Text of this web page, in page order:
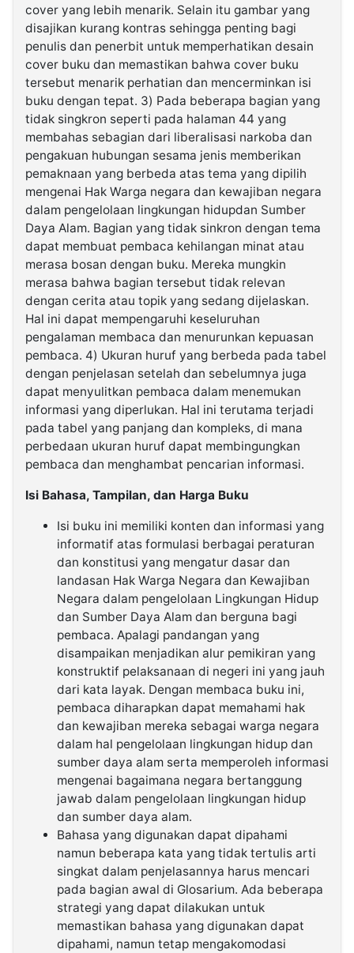
cover yang lebih menarik. Selain itu gambar yang
disajikan kurang kontras sehingga penting bagi
penulis dan penerbit untuk memperhatikan desain
cover buku dan memastikan bahwa cover buku
tersebut menarik perhatian dan mencerminkan isi
buku dengan tepat. 3) Pada beberapa bagian yang
tidak singkron seperti pada halaman 44 yang
membahas sebagian dari liberalisasi narkoba dan
pengakuan hubungan sesama jenis memberikan
pemaknaan yang berbeda atas tema yang dipilih
mengenai Hak Warga negara dan kewajiban negara
dalam pengelolaan lingkungan hidupdan Sumber
Daya Alam. Bagian yang tidak sinkron dengan tema
dapat membuat pembaca kehilangan minat atau
merasa bosan dengan buku. Mereka mungkin
merasa bahwa bagian tersebut tidak relevan
dengan cerita atau topik yang sedang dijelaskan.
Hal ini dapat mempengaruhi keseluruhan
pengalaman membaca dan menurunkan kepuasan
pembaca. 4) Ukuran huruf yang berbeda pada tabel
dengan penjelasan setelah dan sebelumnya juga
dapat menyulitkan pembaca dalam menemukan
informasi yang diperlukan. Hal ini terutama terjadi
pada tabel yang panjang dan kompleks, di mana
perbedaan ukuran huruf dapat membingungkan
pembaca dan menghambat pencarian informasi.
Isi Bahasa, Tampilan, dan Harga Buku
Isi buku ini memiliki konten dan informasi yang
informatif atas formulasi berbagai peraturan
dan konstitusi yang mengatur dasar dan
landasan Hak Warga Negara dan Kewajiban
Negara dalam pengelolaan Lingkungan Hidup
dan Sumber Daya Alam dan berguna bagi
pembaca. Apalagi pandangan yang
disampaikan menjadikan alur pemikiran yang
konstruktif pelaksanaan di negeri ini yang jauh
dari kata layak. Dengan membaca buku ini,
pembaca diharapkan dapat memahami hak
dan kewajiban mereka sebagai warga negara
dalam hal pengelolaan lingkungan hidup dan
sumber daya alam serta memperoleh informasi
mengenai bagaimana negara bertanggung
jawab dalam pengelolaan lingkungan hidup
dan sumber daya alam.
Bahasa yang digunakan dapat dipahami
namun beberapa kata yang tidak tertulis arti
singkat dalam penjelasannya harus mencari
pada bagian awal di Glosarium. Ada beberapa
strategi yang dapat dilakukan untuk
memastikan bahasa yang digunakan dapat
dipahami, namun tetap mengakomodasi